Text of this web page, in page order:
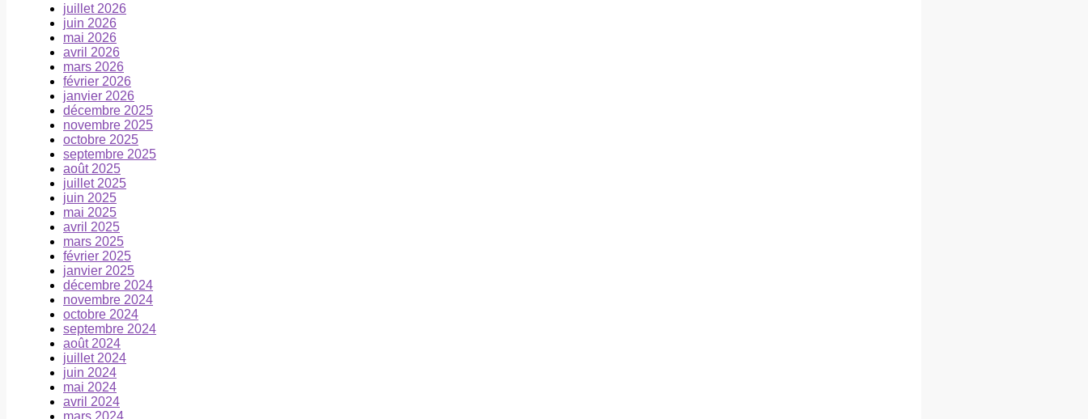
juillet 2026
juin 2026
mai 2026
avril 2026
mars 2026
février 2026
janvier 2026
décembre 2025
novembre 2025
octobre 2025
septembre 2025
août 2025
juillet 2025
juin 2025
mai 2025
avril 2025
mars 2025
février 2025
janvier 2025
décembre 2024
novembre 2024
octobre 2024
septembre 2024
août 2024
juillet 2024
juin 2024
mai 2024
avril 2024
mars 2024